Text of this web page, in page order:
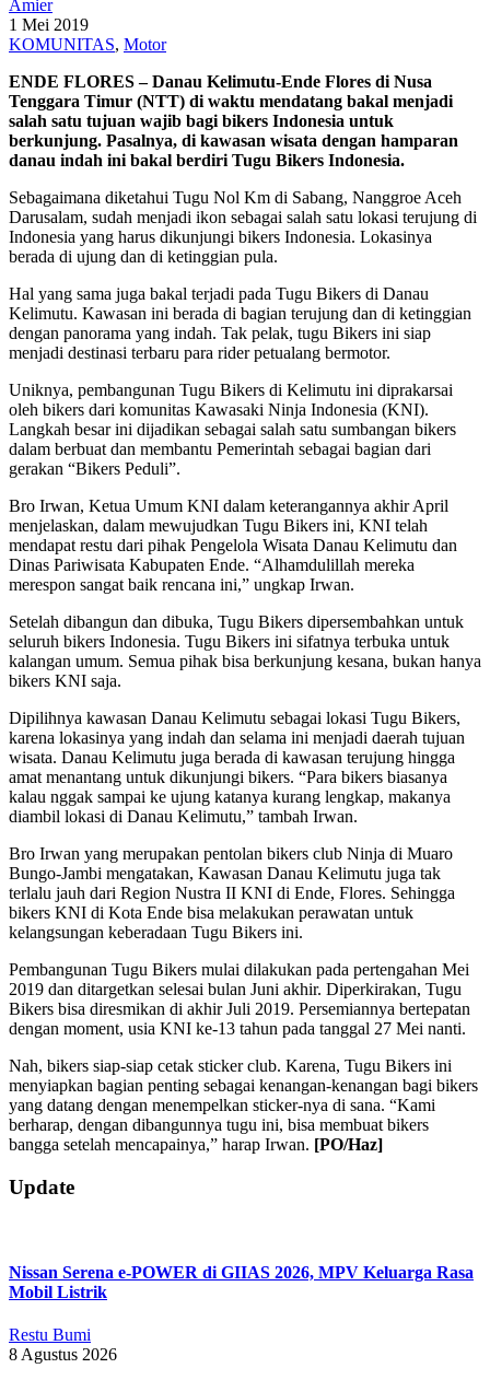
Amier
1 Mei 2019
KOMUNITAS, Motor
ENDE FLORES – Danau Kelimutu-Ende Flores di Nusa
Tenggara Timur (NTT) di waktu mendatang bakal menjadi
salah satu tujuan wajib bagi bikers Indonesia untuk
berkunjung. Pasalnya, di kawasan wisata dengan hamparan
danau indah ini bakal berdiri Tugu Bikers Indonesia.
Sebagaimana diketahui Tugu Nol Km di Sabang, Nanggroe Aceh
Darusalam, sudah menjadi ikon sebagai salah satu lokasi terujung di
Indonesia yang harus dikunjungi bikers Indonesia. Lokasinya
berada di ujung dan di ketinggian pula.
Hal yang sama juga bakal terjadi pada Tugu Bikers di Danau
Kelimutu. Kawasan ini berada di bagian terujung dan di ketinggian
dengan panorama yang indah. Tak pelak, tugu Bikers ini siap
menjadi destinasi terbaru para rider petualang bermotor.
Uniknya, pembangunan Tugu Bikers di Kelimutu ini diprakarsai
oleh bikers dari komunitas Kawasaki Ninja Indonesia (KNI).
Langkah besar ini dijadikan sebagai salah satu sumbangan bikers
dalam berbuat dan membantu Pemerintah sebagai bagian dari
gerakan “Bikers Peduli”.
Bro Irwan, Ketua Umum KNI dalam keterangannya akhir April
menjelaskan, dalam mewujudkan Tugu Bikers ini, KNI telah
mendapat restu dari pihak Pengelola Wisata Danau Kelimutu dan
Dinas Pariwisata Kabupaten Ende. “Alhamdulillah mereka
merespon sangat baik rencana ini,” ungkap Irwan.
Setelah dibangun dan dibuka, Tugu Bikers dipersembahkan untuk
seluruh bikers Indonesia. Tugu Bikers ini sifatnya terbuka untuk
kalangan umum. Semua pihak bisa berkunjung kesana, bukan hanya
bikers KNI saja.
Dipilihnya kawasan Danau Kelimutu sebagai lokasi Tugu Bikers,
karena lokasinya yang indah dan selama ini menjadi daerah tujuan
wisata. Danau Kelimutu juga berada di kawasan terujung hingga
amat menantang untuk dikunjungi bikers. “Para bikers biasanya
kalau nggak sampai ke ujung katanya kurang lengkap, makanya
diambil lokasi di Danau Kelimutu,” tambah Irwan.
Bro Irwan yang merupakan pentolan bikers club Ninja di Muaro
Bungo-Jambi mengatakan, Kawasan Danau Kelimutu juga tak
terlalu jauh dari Region Nustra II KNI di Ende, Flores. Sehingga
bikers KNI di Kota Ende bisa melakukan perawatan untuk
kelangsungan keberadaan Tugu Bikers ini.
Pembangunan Tugu Bikers mulai dilakukan pada pertengahan Mei
2019 dan ditargetkan selesai bulan Juni akhir. Diperkirakan, Tugu
Bikers bisa diresmikan di akhir Juli 2019. Persemiannya bertepatan
dengan moment, usia KNI ke-13 tahun pada tanggal 27 Mei nanti.
Nah, bikers siap-siap cetak sticker club. Karena, Tugu Bikers ini
menyiapkan bagian penting sebagai kenangan-kenangan bagi bikers
yang datang dengan menempelkan sticker-nya di sana. “Kami
berharap, dengan dibangunnya tugu ini, bisa membuat bikers
bangga setelah mencapainya,” harap Irwan. [PO/Haz]
2019-
05-
Update
Nissan Serena e-POWER di GIIAS 2026, MPV Keluarga Rasa
Mobil Listrik
Restu Bumi
8 Agustus 2026